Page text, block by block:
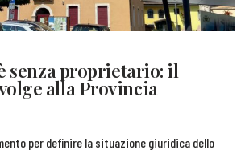
senza proprietario: il
alla Provincia
per definire la situazione giuridica dello